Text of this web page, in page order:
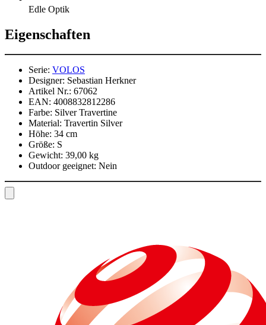
Edle Optik
Eigenschaften
Serie: VOLOS
Designer: Sebastian Herkner
Artikel Nr.: 67062
EAN: 4008832812286
Farbe: Silver Travertine
Material: Travertin Silver
Höhe: 34 cm
Größe: S
Gewicht: 39,00 kg
Outdoor geeignet: Nein